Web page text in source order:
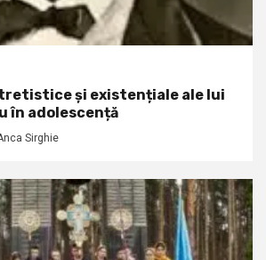
și existențiale ale lui
în adolescență
Sirghie